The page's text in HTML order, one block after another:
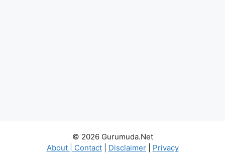
© 2026 Gurumuda.Net
About
Contact| Disclaimer| Privacy